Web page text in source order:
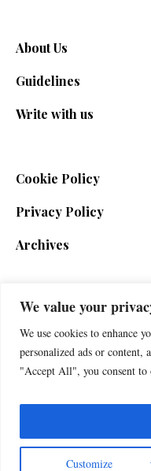
We value your
We use cookies to enhance
personalized ads or
"Accept All", you consent to
Customize
About Us
Guidelines
Write with us
Cookie Policy
Privacy Policy
Archives
SIGN UP FOR THE